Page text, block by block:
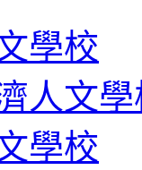
學校
人文學
學校